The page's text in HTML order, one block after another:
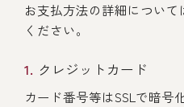
お支払方法の詳細について
ください。
クレジットカード
カード番号等はSSLで暗号